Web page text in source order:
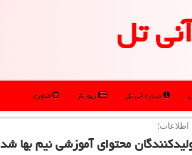
آنی تل
درباره آنی تل رپورتاژ فناوری
محتوای آموزشی نیم بها شد